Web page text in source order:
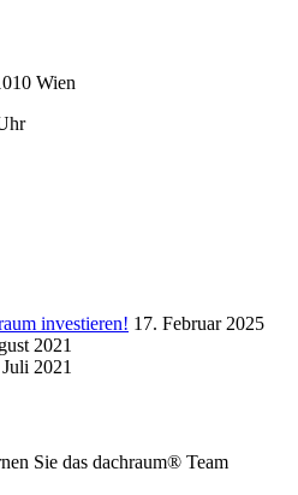
Wien
investieren! 17. Februar 2025
2021
2021
Sie das dachraum® Team